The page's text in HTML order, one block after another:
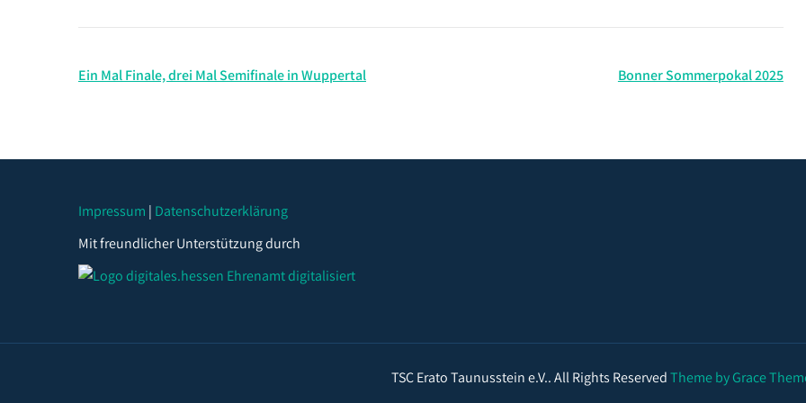
Beitragsnavigation
Ein Mal Finale, drei Mal Semifinale in Wuppertal Bonner Sommerpokal 2025
Impressum | Datenschutzerklärung
Mit freundlicher Unterstützung durch
TSC Erato Taunusstein e.V.. All Rights ReservedTheme by Grace